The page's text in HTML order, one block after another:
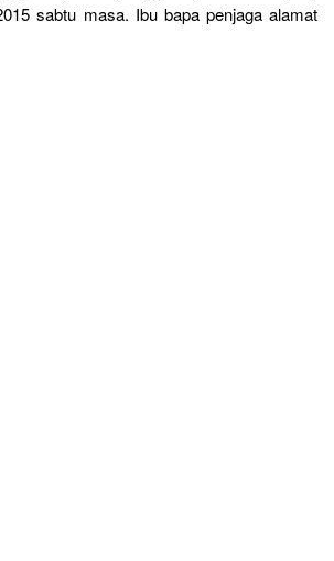
sabtu masa. Ibu bapa penjaga alamat